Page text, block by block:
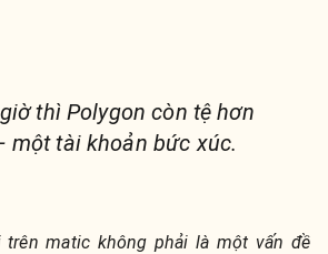
thì Polygon còn tệ hơn
một tài khoản bức xúc.
trên matic không phải là một vấn đề